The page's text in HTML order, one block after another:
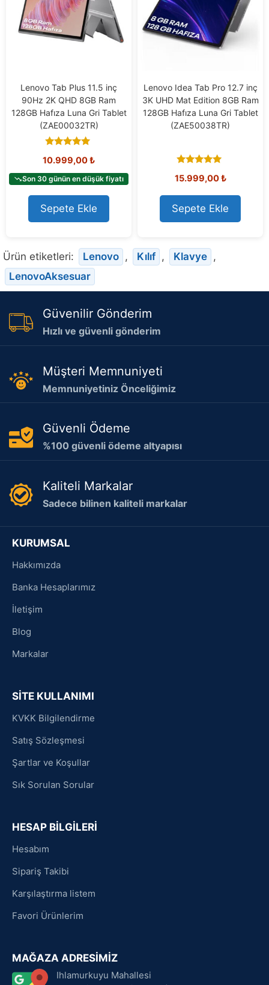
Lenovo Tab Plus 11.5 inç
90Hz 2K QHD 8GB Ram
128GB Hafıza Luna Gri Tablet
(ZAE00032TR)
out of 5
10.999,00₺
Son 30 günün en düşük fiyatı
Sepete Ekle
Lenovo Idea Tab Pro 12.7 inç
3K UHD Mat Edition 8GB Ram
128GB Hafıza Luna Gri Tablet
(ZAE50038TR)
out of 5
15.999,00₺
Sepete Ekle
Ürün etiketleri: Lenovo , Kılıf , Klavye ,
LenovoAksesuar
Güvenilir Gönderim
Hızlı ve güvenli gönderim
Müşteri Memnuniyeti
Memnuniyetiniz Önceliğimiz
Güvenli Ödeme
%100 güvenli ödeme altyapısı
Kaliteli Markalar
Sadece bilinen kaliteli markalar
KURUMSAL
Hakkımızda
Banka Hesaplarımız
İletişim
Blog
Markalar
SİTE KULLANIMI
KVKK Bilgilendirme
Satış Sözleşmesi
Şartlar ve Koşullar
Sık Sorulan Sorular
HESAP BİLGİLERİ
Hesabım
Sipariş Takibi
Karşılaştırma listem
Favori Ürünlerim
MAĞAZA ADRESİMİZ
Ihlamurkuyu Mahallesi